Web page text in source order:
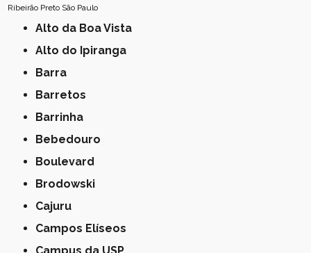
Ribeirão Preto São Paulo
Alto da Boa Vista
Alto do Ipiranga
Barra
Barretos
Barrinha
Bebedouro
Boulevard
Brodowski
Cajuru
Campos Elíseos